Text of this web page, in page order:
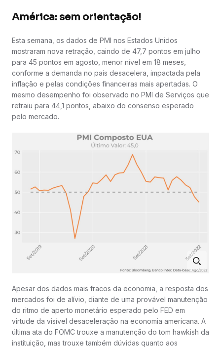
América: sem orientação!
Esta semana, os dados de PMI nos Estados Unidos
mostraram nova retração, caindo de 47,7 pontos em julho
para 45 pontos em agosto, menor nível em 18 meses,
conforme a demanda no país desacelera, impactada pela
inflação e pelas condições financeiras mais apertadas. O
mesmo desempenho foi observado no PMI de Serviços que
retraiu para 44,1 pontos, abaixo do consenso esperado
pelo mercado.
Apesar dos dados mais fracos da economia, a resposta dos
mercados foi de alívio, diante de uma provável manutenção
do ritmo de aperto monetário esperado pelo FED em
virtude da visível desaceleração na economia americana. A
última ata do FOMC trouxe a manutenção do tom hawkish da
instituição, mas trouxe também dúvidas quanto aos